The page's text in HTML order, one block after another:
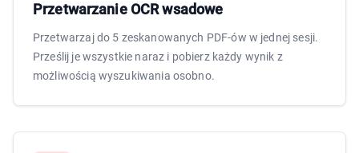
Przetwarzanie OCR wsadowe
Przetwarzaj do 5 zeskanowanych PDF-ów w jednej sesji.
Prześlij je wszystkie naraz i pobierz każdy wynik z
możliwością wyszukiwania osobno.